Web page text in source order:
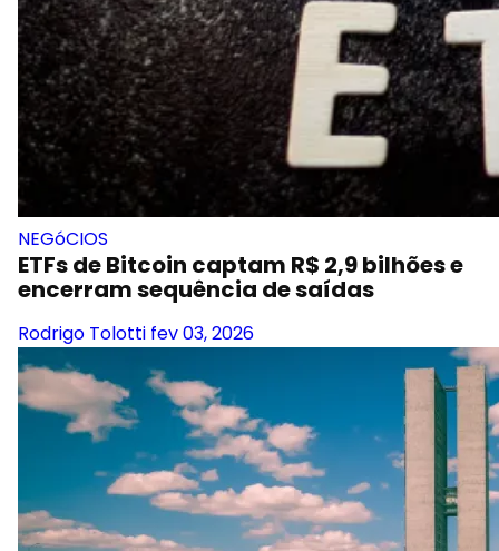
NEGóCIOS
ETFs de Bitcoin captam R$ 2,9 bilhões e
encerram sequência de saídas
Rodrigo Tolotti fev 03, 2026